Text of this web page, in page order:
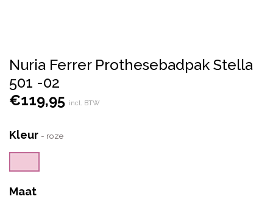
Nuria Ferrer Prothesebadpak Stella
501 -02
€119,95 incl. BTW
Kleur - roze
Maat